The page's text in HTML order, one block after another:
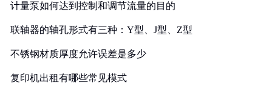
计量泵如何达到控制和调节流量的目的
联轴器的轴孔形式有三种：Y型、J型、Z型
不锈钢材质厚度允许误差是多少
复印机出租有哪些常见模式